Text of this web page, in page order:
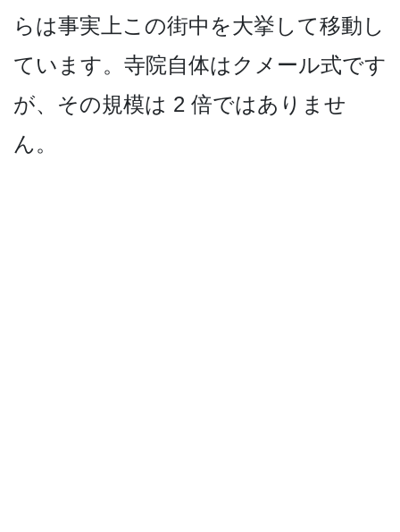
らは事実上この街中を大挙して移動し
ています。寺­院自体はクメール式です
が、その規模は 2 倍ではありませ
ん。